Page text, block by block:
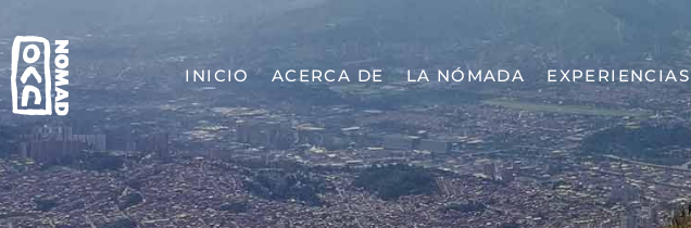
INICIO ACERCA DE LA NÓMADA EXPERIENCIAS